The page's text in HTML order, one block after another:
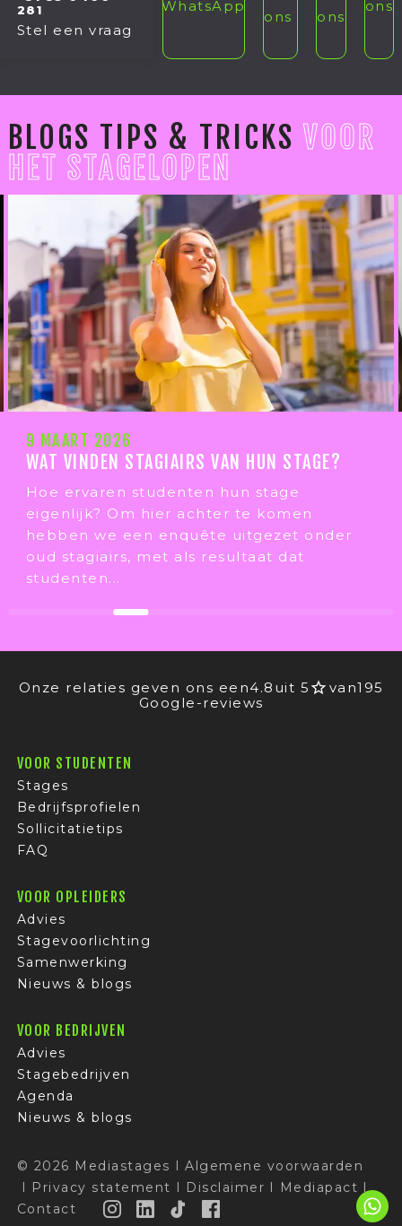
281
Stel een vraag
WhatsApp
ons
ons
ons
BLOGS TIPS & TRICKS VOOR
HET STAGELOPEN
9 MAART 2026
WAT VINDEN STAGIAIRS VAN HUN STAGE?
Hoe ervaren studenten hun stage
eigenlijk? Om hier achter te komen
hebben we een enquête uitgezet onder
oud stagiairs, met als resultaat dat
studenten...
Onze relaties geven ons een4.8 uit 5 van195
Google-reviews
VOOR STUDENTEN
Stages
Bedrijfsprofielen
Sollicitatietips
FAQ
VOOR OPLEIDERS
Advies
Stagevoorlichting
Samenwerking
Nieuws & blogs
VOOR BEDRIJVEN
Advies
Stagebedrijven
Agenda
Nieuws & blogs
© 2026 Mediastages I Algemene voorwaarden
I Privacy statement I Disclaimer I Mediapact I
Contact